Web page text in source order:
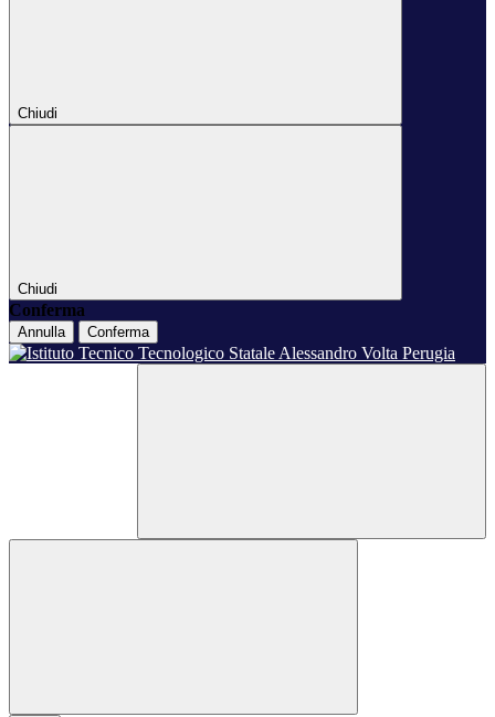
Chiudi
Chiudi
Conferma
Annulla Conferma